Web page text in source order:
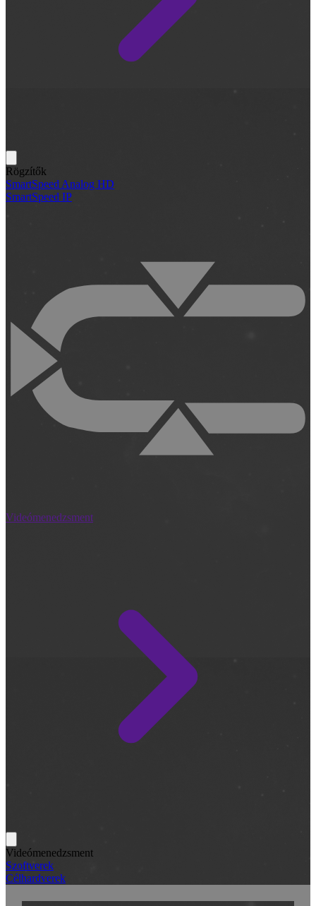
Rögzítők
SmartSpeed Analog HD
SmartSpeed IP
Videómenedzsment
Videómenedzsment
Szoftverek
Célhardverek